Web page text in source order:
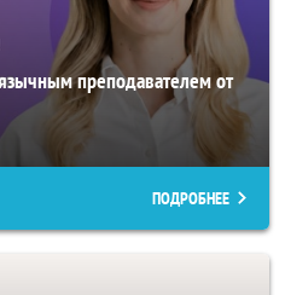
преподавателем от
ПОДРОБНЕЕ